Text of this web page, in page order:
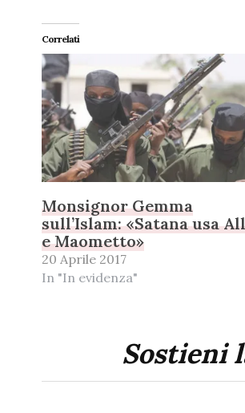
Correlati
Monsignor Gemma
sull’Islam: «Satana usa
e Maometto»
20 Aprile 2017
In "In evidenza"
Sostieni